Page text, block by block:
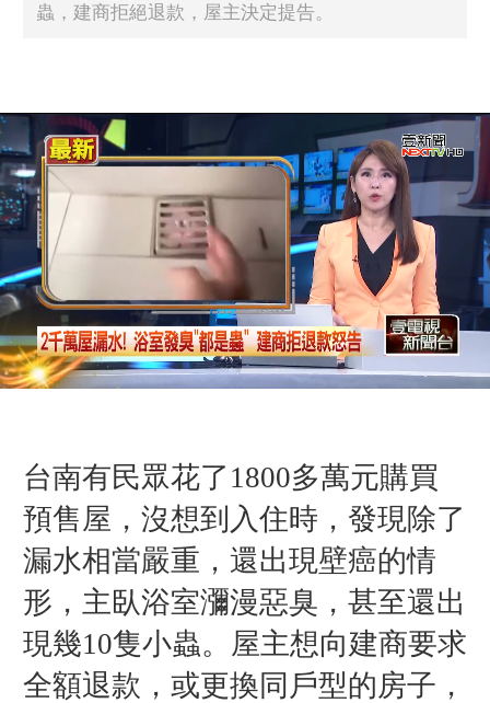
蟲，建商拒絕退款，屋主決定提告。
台南有民眾花了1800多萬元購買
預售屋，沒想到入住時，發現除了
漏水相當嚴重，還出現壁癌的情
形，主臥浴室瀰漫惡臭，甚至還出
現幾10隻小蟲。屋主想向建商要求
全額退款，或更換同 戶型的房子，